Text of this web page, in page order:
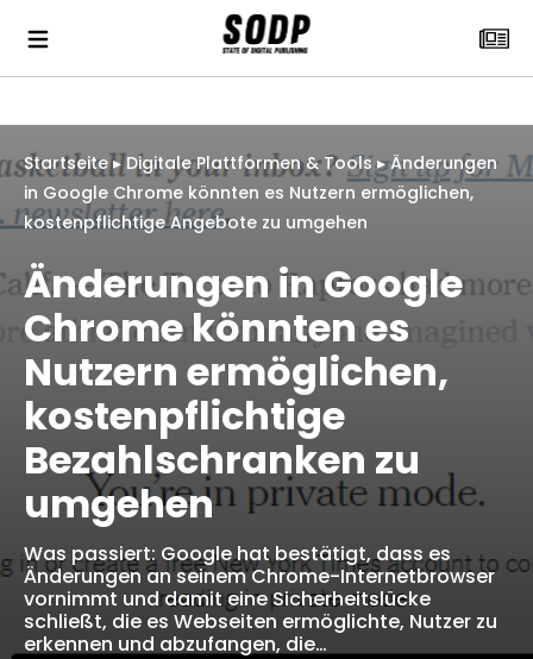
Startseite▸Digitale Plattformen & Tools▸Änderungen
in Google Chrome könnten es Nutzern ermöglichen,
kostenpflichtige Angebote zu umgehen
Änderungen in Google
Chrome könnten es
Nutzern ermöglichen,
kostenpflichtige
Bezahlschranken zu
umgehen
Was passiert: Google hat bestätigt, dass es
Änderungen an seinem Chrome-Internetbrowser
vornimmt und damit eine Sicherheitslücke
schließt, die es Webseiten ermöglichte, Nutzer zu
erkennen und abzufangen, die…